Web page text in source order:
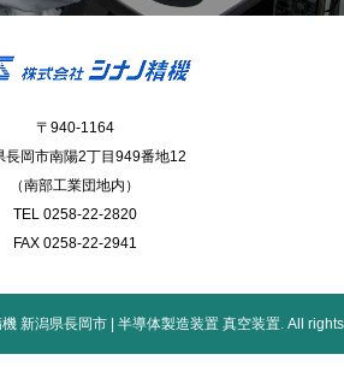
〒940-1164
長岡市南陽2丁目949番地12
（南部工業団地内）
TEL 0258-22-2820
FAX 0258-22-2941
新潟県長岡市 | 半導体製造装置 真空装置. All rights